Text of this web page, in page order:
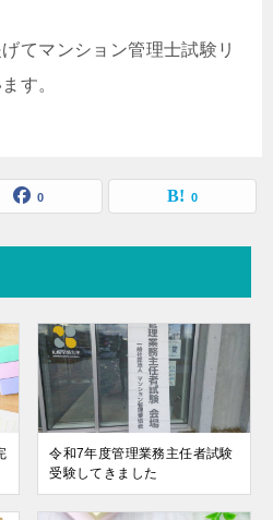
てマンション管理士試験リ
す。
0 0
令和7年度管理業務主任者試験
受験してきました